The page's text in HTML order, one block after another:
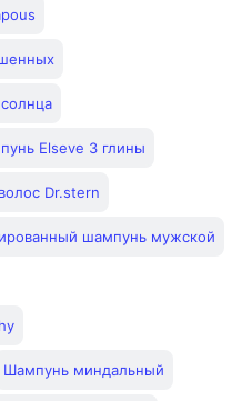
Elseve 3 глины
Dr.stern
шампунь мужской
Шампунь миндальный